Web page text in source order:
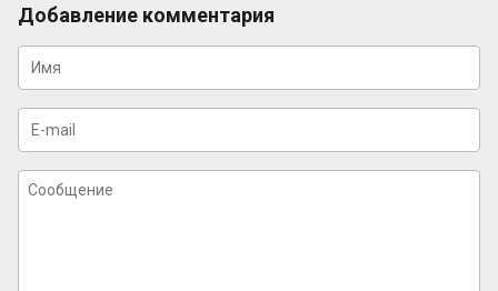
Добавление комментария